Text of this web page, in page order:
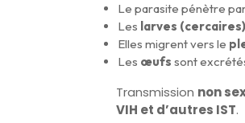
Le parasite pénètre par
Les larves (cercaires)
Elles migrent vers le
Les œufs sont
Transmission non
VIH et d’autres IST.